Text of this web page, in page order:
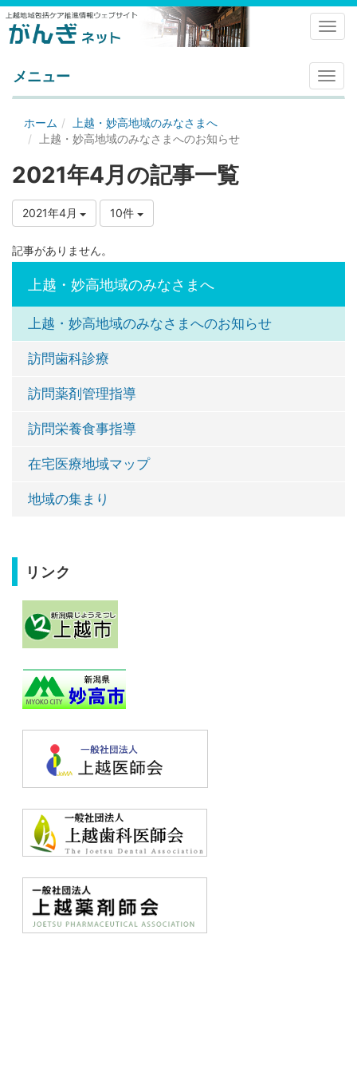
メ
ニ
メニュー
ホーム
上越・妙高地域のみなさまへ
上越・妙高地域のみなさまへのお知らせ
2021年4月の記事一覧
2021年4月 10件
記事がありません。
上越・妙高地域のみなさまへ
上越・妙高地域のみなさまへのお知らせ
訪問歯科診療
訪問薬剤管理指導
訪問栄養食事指導
在宅医療地域マップ
地域の集まり
リンク